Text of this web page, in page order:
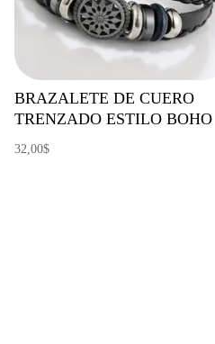
BRAZALETE DE CUERO
TRENZADO ESTILO BOHO
32,00$